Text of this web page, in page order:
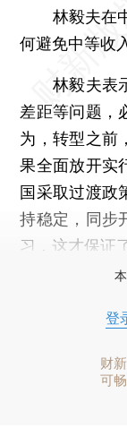
林毅夫在中
何避免中等收
林毅夫表示
差距等问题，
为，转型之前
果全面放开实
国采取过渡政
持稳定，同步
习，这才保证
登
财
可